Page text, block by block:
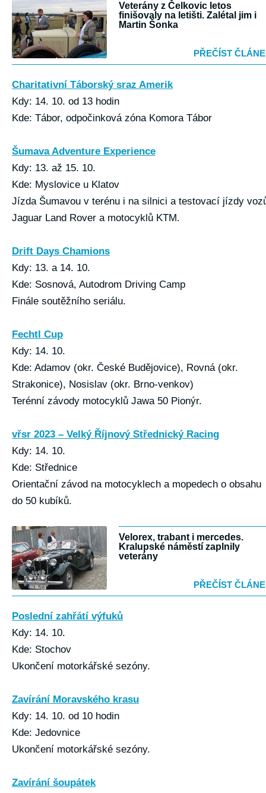
Veterány z Čelkovic letos
finišovaly na letišti. Zalétal jim i
Martin Šonka
PŘEČÍST
Charitativní Táborský sraz Amerik
Kdy: 14. 10. od 13 hodin
Kde: Tábor, odpočinková zóna Komora Tábor
Šumava Adventure Experience
Kdy: 13. až 15. 10.
Kde: Myslovice u Klatov
Jízda Šumavou v terénu i na silnici a testovací jízdy
Jaguar Land Rover a motocyklů KTM.
Drift Days Chamions
Kdy: 13. a 14. 10.
Kde: Sosnová, Autodrom Driving Camp
Finále soutěžního seriálu.
Fechtl Cup
Kdy: 14. 10.
Kde: Adamov (okr. České Budějovice), Rovná (okr.
Strakonice), Nosislav (okr. Brno-venkov)
Terénní závody motocyklů Jawa 50 Pionýr.
vřsr 2023 – Velký Říjnový Střednický Racing
Kdy: 14. 10.
Kde: Střednice
Orientační závod na motocyklech a mopedech o obsahu
do 50 kubíků.
Velorex, trabant i mercedes.
Kralupské náměstí zaplnily
veterány
PŘEČÍST
Poslední zahřátí výfuků
Kdy: 14. 10.
Kde: Stochov
Ukončení motorkářské sezóny.
Zavírání Moravského krasu
Kdy: 14. 10. od 10 hodin
Kde: Jedovnice
Ukončení motorkářské sezóny.
Zavírání šoupátek